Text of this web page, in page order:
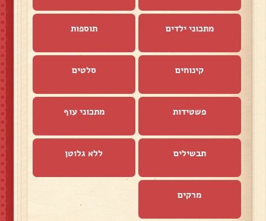
מתכוני ילדים תוספות
קינוחים סלטים
פשטידות מתכוני עוף
תבשילים ללא גלוטן
מרקים